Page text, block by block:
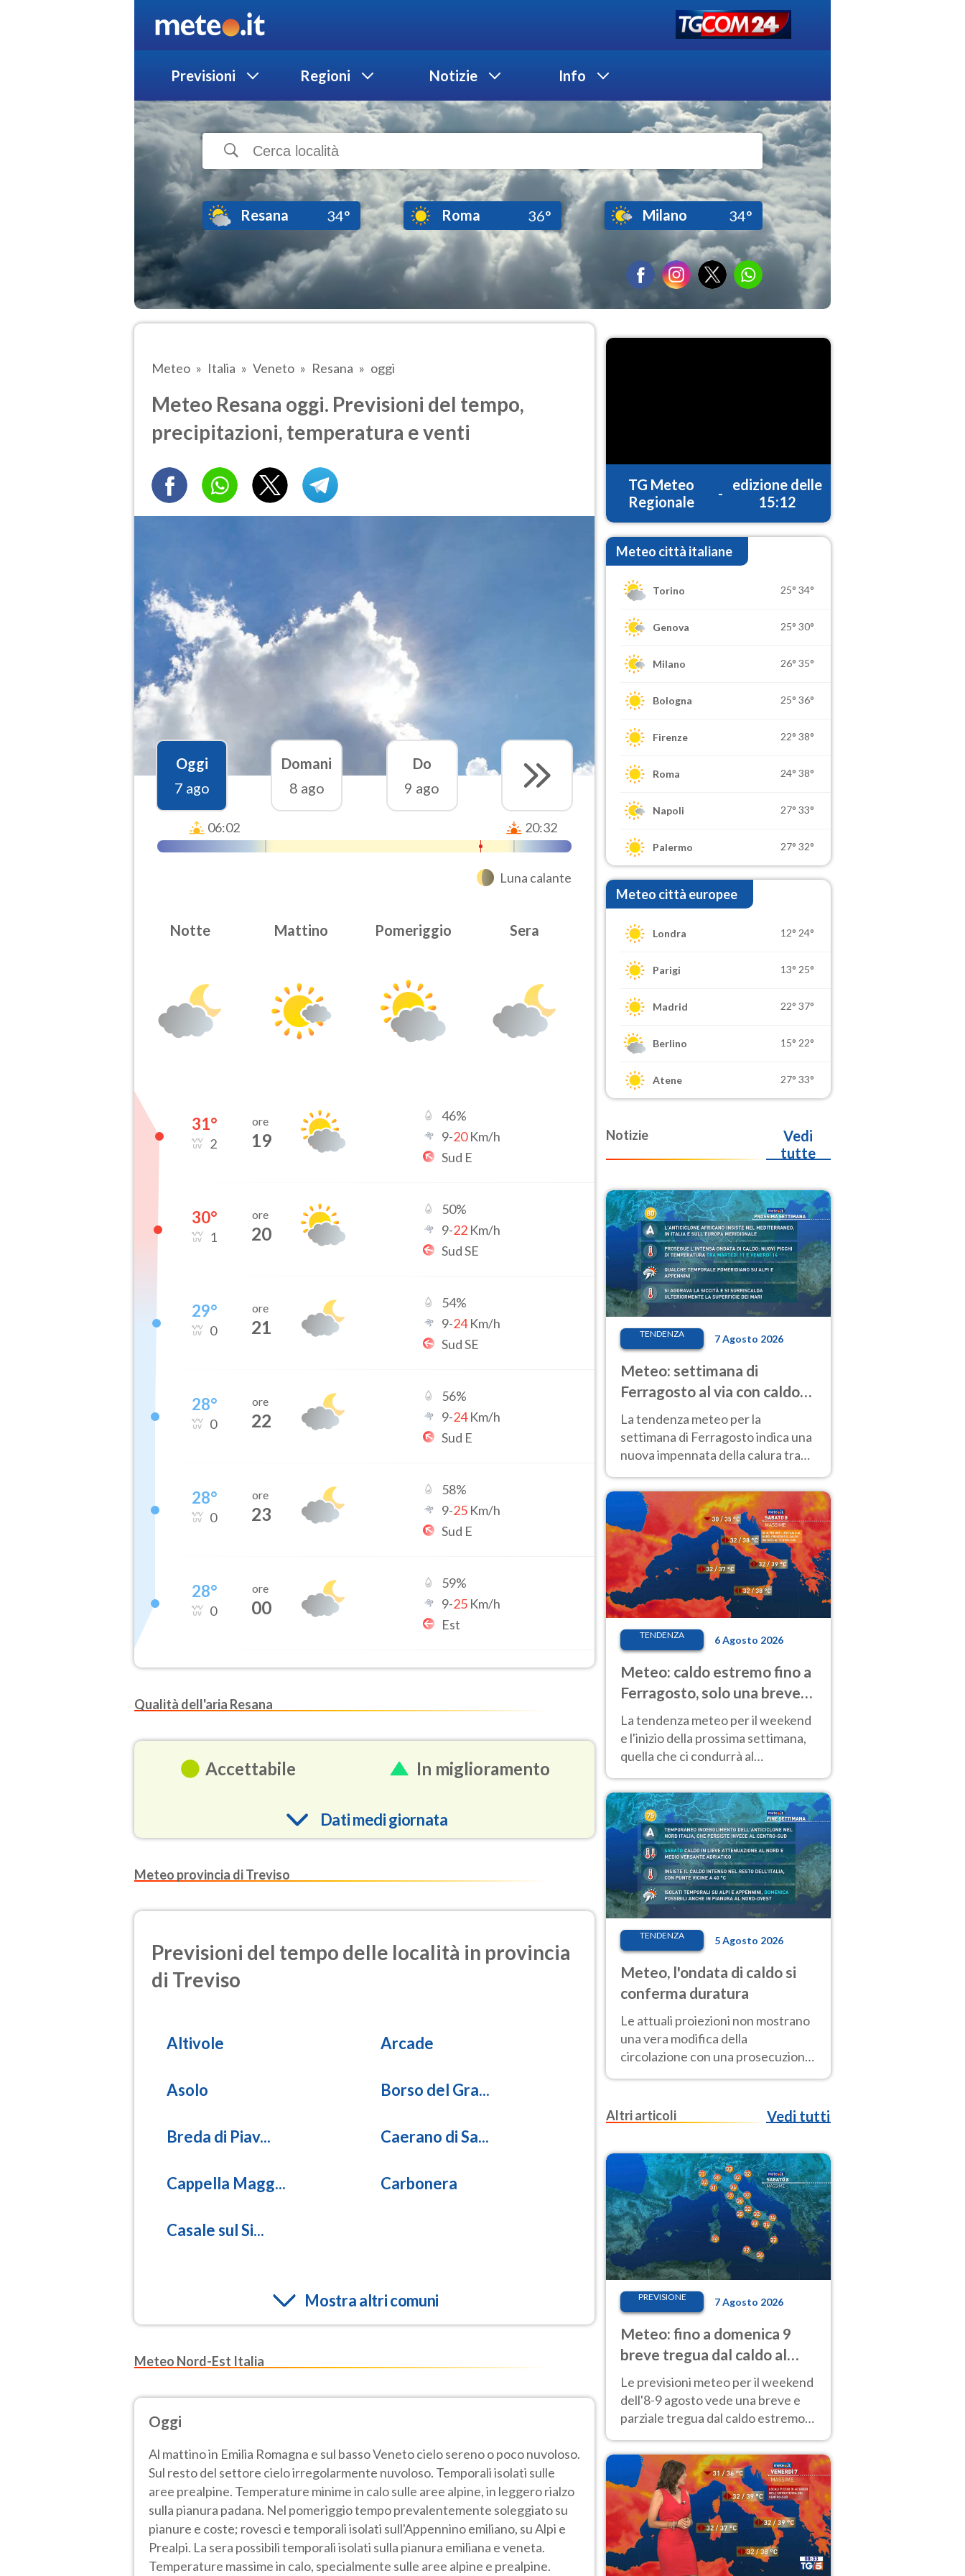
Previsioni Regioni Notizie Info
Resana 34° Roma 36° Milano 34°
Meteo Italia Veneto Resana oggi
Meteo Resana oggi. Previsioni del tempo,
precipitazioni, temperatura e venti
Oggi
7 ago
Domani
8 ago
Do
9 ago
06:02 20:32
Luna calante
Notte Mattino Pomeriggio Sera
31°
2
ore
19
46%
9-20Km/h
Sud E
30°
1
ore
20
50%
9-22 Km/h
Sud SE
29°
0
ore
21
54%
9-24Km/h
Sud SE
28°
0
ore
22
56%
9-24Km/h
Sud E
28°
0
ore
23
58%
9-25 Km/h
Sud E
28°
0
ore
00
59%
9-25 Km/h
Est
Qualità dell'aria Resana
Accettabile In miglioramento
Dati medi giornata
O3
(Ozono)
84.7
SO2
Meteo provincia di Treviso
Previsioni del tempo delle località in provincia
di Treviso
Altivole Arcade
Asolo Borso del Gra...
Breda di Piav... Caerano di Sa...
Cappella Magg... Carbonera
Casale sul Si...
Mostra altri comuni
Meteo Nord-Est Italia
Oggi
Al mattino in Emilia Romagna e sul basso Veneto cielo sereno o poco nuvoloso.
Sul resto del settore cielo irregolarmente nuvoloso. Temporali isolati sulle
aree prealpine. Temperature minime in calo sulle aree alpine, in leggero rialzo
sulla pianura padana. Nel pomeriggio tempo prevalentemente soleggiato su
pianure e coste; rovesci e temporali isolati sull'Appennino emiliano, su Alpi e
Prealpi. La sera possibili temporali isolati sulla pianura emiliana e veneta.
Temperature massime in calo, specialmente sulle aree alpine e prealpine.
TG Meteo
Regionale
-
edizione delle
15:12
Meteo città italiane
Torino 25° 34°
Genova 25° 30°
Milano 26° 35°
Bologna 25° 36°
Firenze 22° 38°
Roma 24° 38°
Napoli 27° 33°
Palermo 27° 32°
Meteo città europee
Londra 12° 24°
Parigi 13° 25°
Madrid 22° 37°
Berlino 15° 22°
Atene 27° 33°
Notizie
Vedi
tutte
TENDENZA 7 Agosto 2026
Meteo: settimana di
Ferragosto al via con caldo
intenso e qualche temporale
La tendenza meteo per la
settimana di Ferragosto indica una
nuova impennata della calura tra
anche al Nord.
TENDENZA 6 Agosto 2026
Meteo: caldo estremo fino a
Ferragosto, solo una breve
pausa. Ecco dove
La tendenza meteo per il weekend
e l'inizio della prossima settimana,
quella che ci condurrà al
temperature molto elevate
TENDENZA 5 Agosto 2026
Meteo, l'ondata di caldo si
conferma duratura
Le attuali proiezioni non mostrano
una vera modifica della
circolazione con una prosecuzione
del caldo fuori scala per molti
Ferragosto
Altri articoli Vedi tutti
PREVISIONE 7 Agosto 2026
Meteo: fino a domenica 9
breve tregua dal caldo al
Nord! Altrove calura e afa
Le previsioni meteo per il weekend
dell'8-9 agosto vede una breve e
parziale tregua dal caldo estremo
40 gradi.